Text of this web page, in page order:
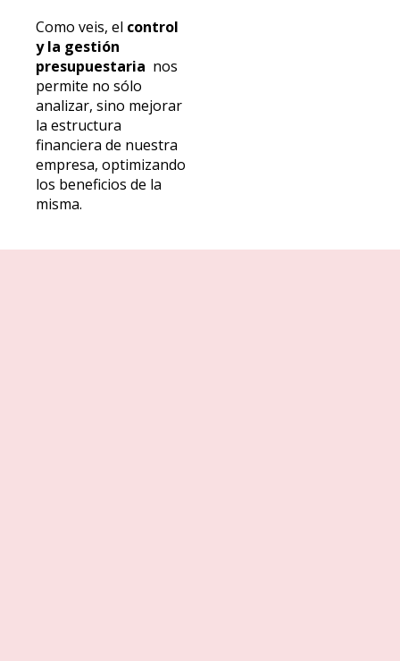
Como veis, el control
y la gestión
presupuestaria nos
permite no sólo
analizar, sino mejorar
la estructura
financiera de nuestra
empresa, optimizando
los beneficios de la
misma.